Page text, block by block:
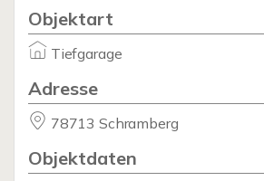
Objektart
Tiefgarage
Adresse
78713 Schramberg
Objektdaten